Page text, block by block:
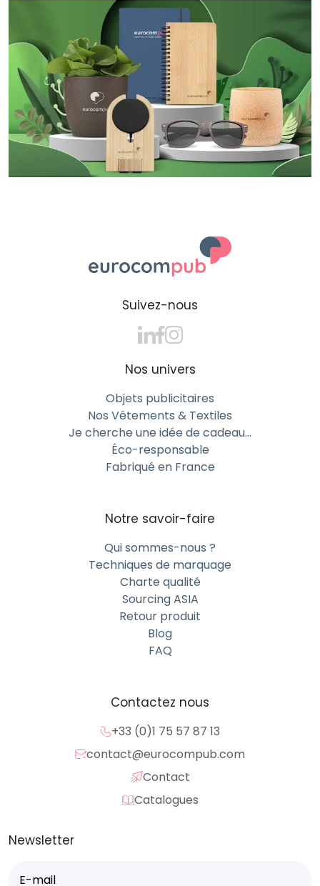
Suivez-nous
Nos univers
Objets publicitaires
Nos Vêtements & Textiles
Je cherche une idée de cadeau…
Éco-responsable
Fabriqué en France
Notre savoir-faire
Qui sommes-nous ?
Techniques de marquage
Charte qualité
Sourcing ASIA
Retour produit
Blog
FAQ
Contactez nous
+33 (0)1 75 57 87 13
contact@eurocompub.com
Contact
Catalogues
Newsletter